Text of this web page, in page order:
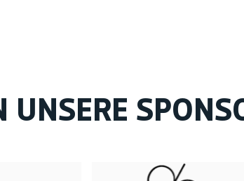
UNSERE